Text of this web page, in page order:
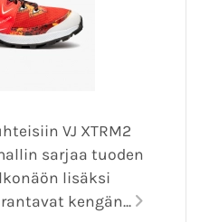
VJ XTRM2
sarjaa tuoden
lisäksi
kengän...